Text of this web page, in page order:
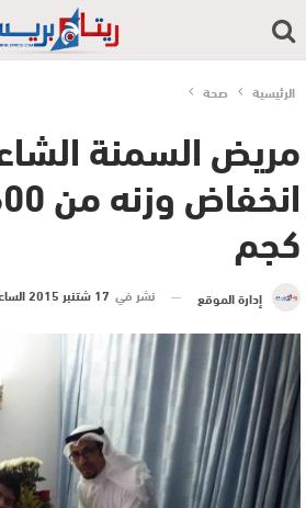
الرئيسية صحة
مريض السمنة
كجم
إدارة الموقع نشر في 17 شتنبر 2015 الساعة 9 و 54 دقيقة